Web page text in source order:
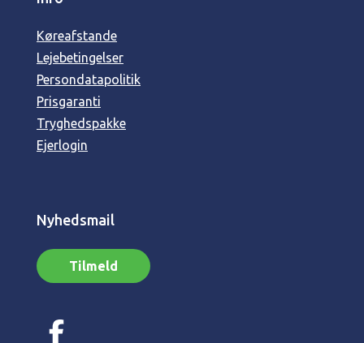
Køreafstande
Lejebetingelser
Persondatapolitik
Prisgaranti
Tryghedspakke
Ejerlogin
Nyhedsmail
Tilmeld